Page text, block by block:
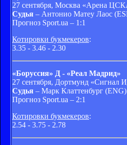
27 сентября, Москва «Арена
Судья – Антонио Матеу Лаос
Прогноз Sport.ua – 1:1
Котировки букмекеров:
3.35 - 3.46 - 2.30
«Боруссия» Д - «Реал Мадрид»
27 сентября, Дортмунд «Сигнал
Судья – Марк Клаттенбург (ENG)
Прогноз Sport.ua – 2:1
Котировки букмекеров:
2.54 - 3.75 - 2.78